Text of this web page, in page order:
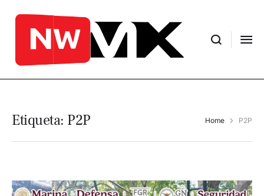
Etiqueta: P2P Home P2P